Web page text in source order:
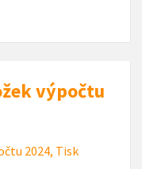
výpočtu
2024, Tisk